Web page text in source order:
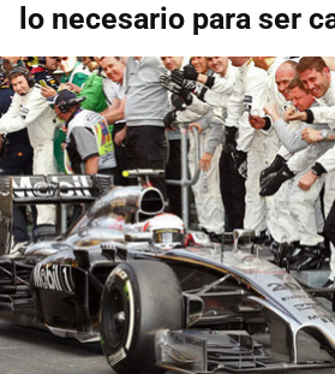
lo necesario para ser